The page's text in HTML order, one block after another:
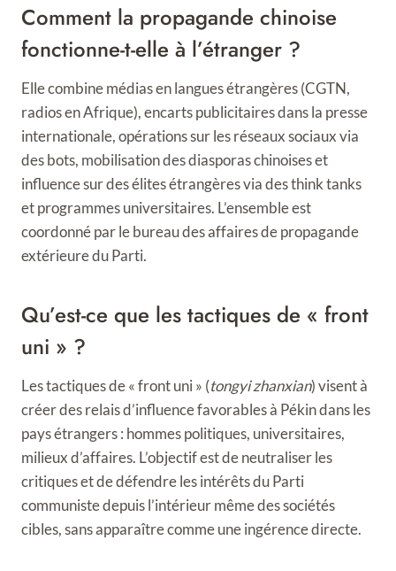
Comment la propagande chinoise
fonctionne-t-elle à l’étranger ?
Elle combine médias en langues étrangères (CGTN,
radios en Afrique), encarts publicitaires dans la presse
internationale, opérations sur les réseaux sociaux via
des bots, mobilisation des diasporas chinoises et
influence sur des élites étrangères via des think tanks
et programmes universitaires. L’ensemble est
coordonné par le bureau des affaires de propagande
extérieure du Parti.
Qu’est-ce que les tactiques de « front
uni » ?
Les tactiques de « front uni » (tongyi zhanxian) visent à
créer des relais d’influence favorables à Pékin dans les
pays étrangers : hommes politiques, universitaires,
milieux d’affaires. L’objectif est de neutraliser les
critiques et de défendre les intérêts du Parti
communiste depuis l’intérieur même des sociétés
cibles, sans apparaître comme une ingérence directe.